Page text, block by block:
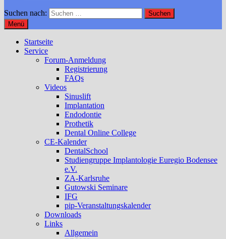
Suchen nach:
Menü
Startseite
Service
Forum-Anmeldung
Registrierung
FAQs
Videos
Sinuslift
Implantation
Endodontie
Prothetik
Dental Online College
CE-Kalender
DentalSchool
Studiengruppe Implantologie Euregio Bodensee
e.V.
ZA-Karlsruhe
Gutowski Seminare
IFG
pip-Veranstaltungskalender
Downloads
Links
Allgemein